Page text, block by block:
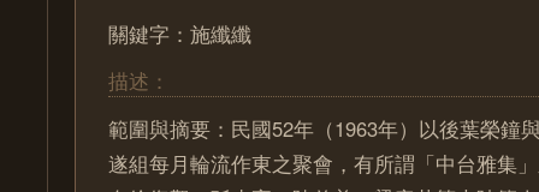
關鍵字：施纖纖
描述：
範圍與摘要：民國52年（1963年）以後葉榮鐘
遂組每月輪流作東之聚會，有所謂「中台雅集